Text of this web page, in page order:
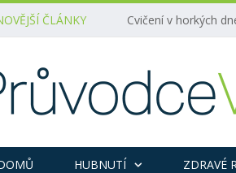
ČLÁNKY Cvičení v horkých
HUBNUTÍ ZDRAVÉ